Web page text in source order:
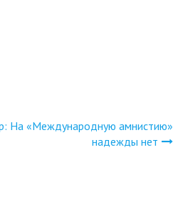
На «Международную амнистию»
надежды нет